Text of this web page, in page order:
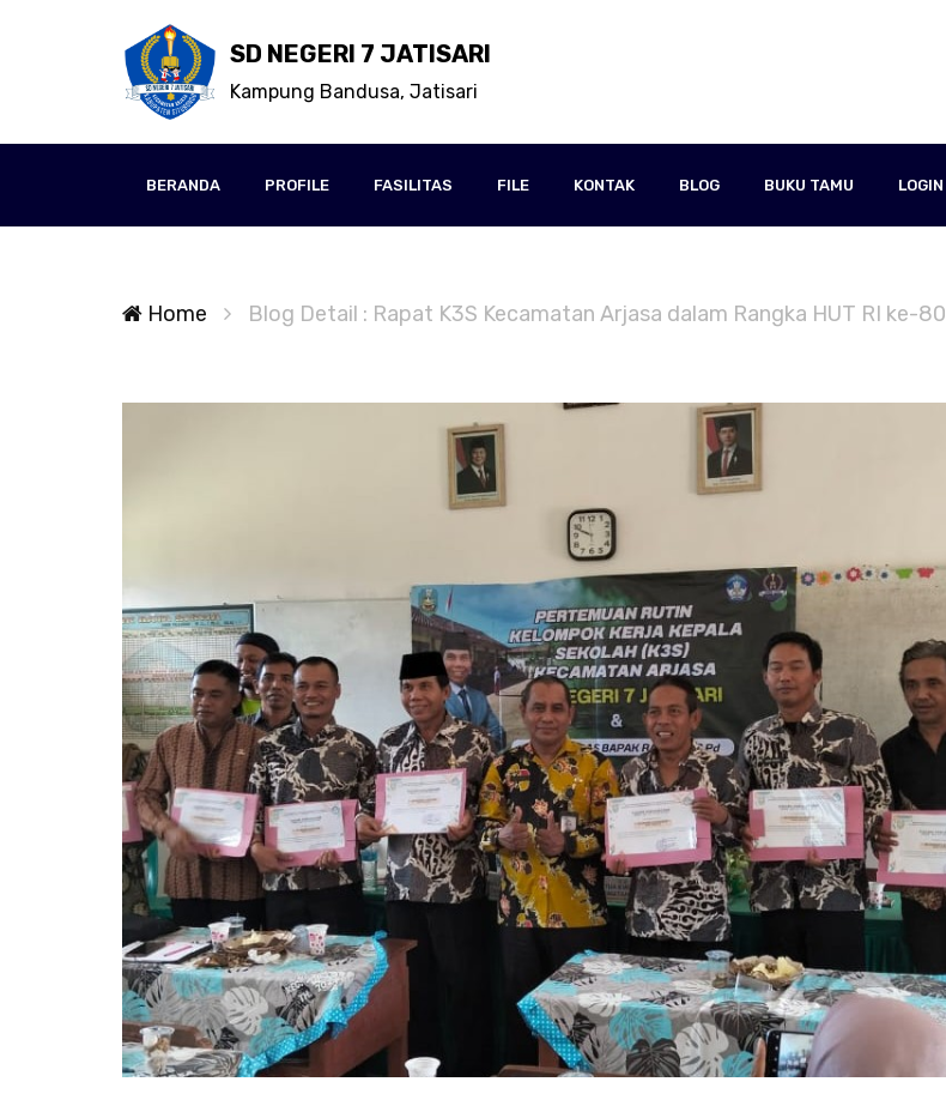
SD NEGERI 7 JATISARI
Kampung Bandusa, Jatisari
BERANDA PROFILE FASILITAS FILE KONTAK BLOG BUKU TAMU LOGIN
Home Blog Detail : Rapat K3S Kecamatan Arjasa dalam Rangka HUT RI ke-80